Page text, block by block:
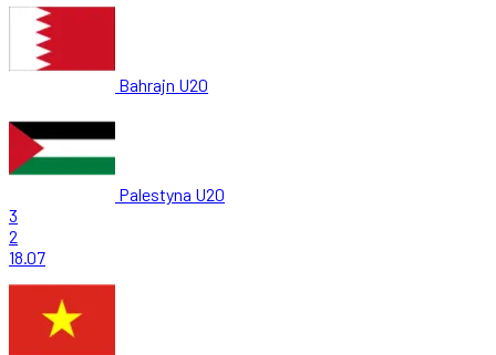
Bahrajn U20
Palestyna U20
3
2
18.07